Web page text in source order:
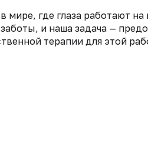
где глаза работают
и наша задача —
терапии для этой